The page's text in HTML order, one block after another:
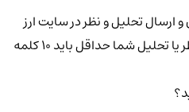
تحلیل و نظر در سایت ارز
دیجیتال رایگان هدیه بگیرید. نظر یا تحلیل شما حداقل باید ۱۰ کلمه